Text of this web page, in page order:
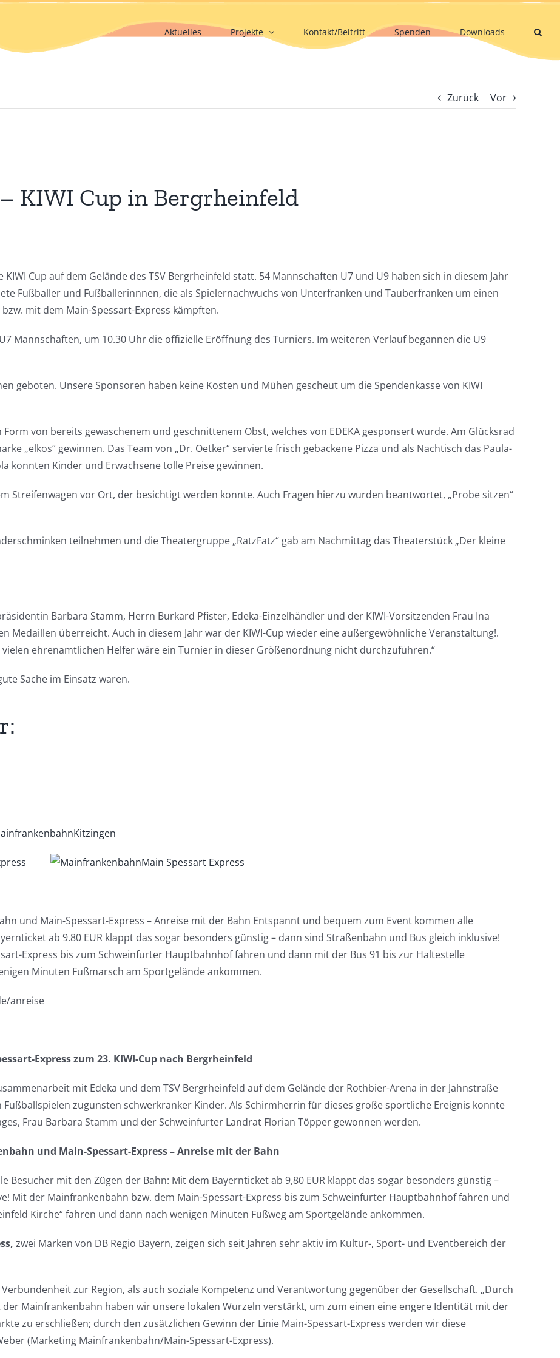
Aktuelles Projekte Kontakt/Beitritt Spenden Downloads
Zurück Vor
KIWI Cup in Bergrheinfeld
Cup auf dem Gelände des TSV Bergrheinfeld statt. 54 Mannschaften U7 und U9 haben sich in diesem Jahr
Fußballer und Fußballerinnnen, die als Spielernachwuchs von Unterfranken und Tauberfranken um einen
mit dem Main-Spessart-Express kämpften.
Mannschaften, um 10.30 Uhr die offizielle Eröffnung des Turniers. Im weiteren Verlauf begannen die U9
geboten. Unsere Sponsoren haben keine Kosten und Mühen gescheut um die Spendenkasse von KIWI
von bereits gewaschenem und geschnittenem Obst, welches von EDEKA gesponsert wurde. Am Glücksrad
„elkos“ gewinnen. Das Team von „Dr. Oetker“ servierte frisch gebackene Pizza und als Nachtisch das Paula-
konnten Kinder und Erwachsene tolle Preise gewinnen.
Streifenwagen vor Ort, der besichtigt werden konnte. Auch Fragen hierzu wurden beantwortet, „Probe sitzen“
teilnehmen und die Theatergruppe „RatzFatz“ gab am Nachmittag das Theaterstück „Der kleine
Barbara Stamm, Herrn Burkard Pfister, Edeka-Einzelhändler und der KIWI-Vorsitzenden Frau Ina
Medaillen überreicht. Auch in diesem Jahr war der KIWI-Cup wieder eine außergewöhnliche Veranstaltung!.
vielen ehrenamtlichen Helfer wäre ein Turnier in dieser Größenordnung nicht durchzuführen.“
Sache im Einsatz waren.
und Main-Spessart-Express – Anreise mit der Bahn Entspannt und bequem zum Event kommen alle
ab 9.80 EUR klappt das sogar besonders günstig – dann sind Straßenbahn und Bus gleich inklusive!
Express bis zum Schweinfurter Hauptbahnhof fahren und dann mit der Bus 91 bis zur Haltestelle
Minuten Fußmarsch am Sportgelände ankommen.
anreise
Express zum 23. KIWI-Cup nach Bergrheinfeld
mit Edeka und dem TSV Bergrheinfeld auf dem Gelände der Rothbier-Arena in der Jahnstraße
zugunsten schwerkranker Kinder. Als Schirmherrin für dieses große sportliche Ereignis konnte
Frau Barbara Stamm und der Schweinfurter Landrat Florian Töpper gewonnen werden.
und Main-Spessart-Express – Anreise mit der Bahn
Besucher mit den Zügen der Bahn: Mit dem Bayernticket ab 9,80 EUR klappt das sogar besonders günstig –
Mit der Mainfrankenbahn bzw. dem Main-Spessart-Express bis zum Schweinfurter Hauptbahnhof fahren und
Kirche“ fahren und dann nach wenigen Minuten Fußweg am Sportgelände ankommen.
zwei Marken von DB Regio Bayern, zeigen sich seit Jahren sehr aktiv im Kultur-, Sport- und Eventbereich der
zur Region, als auch soziale Kompetenz und Verantwortung gegenüber der Gesellschaft. „Durch
Mainfrankenbahn haben wir unsere lokalen Wurzeln verstärkt, um zum einen eine engere Identität mit der
zu erschließen; durch den zusätzlichen Gewinn der Linie Main-Spessart-Express werden wir diese
(Marketing Mainfrankenbahn/Main-Spessart-Express).